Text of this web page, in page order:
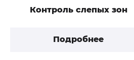
Контроль слепых зон
Подробнее